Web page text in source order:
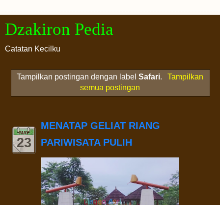
Dzakiron Pedia
Catatan Kecilku
Tampilkan postingan dengan labelSafari.
Tampilkan
semua postingan
MAY
23
MENATAP GELIAT RIANG
PARIWISATA PULIH